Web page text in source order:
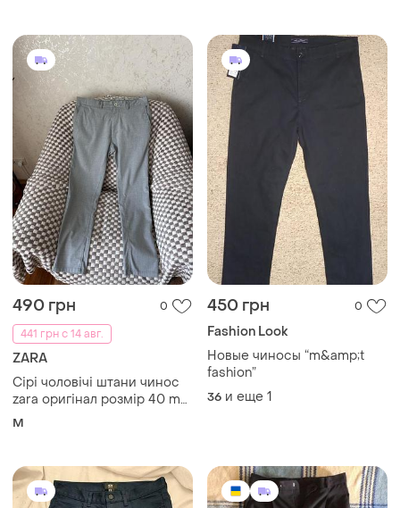
490 грн
0
441 грн с 14 авг.
ZARA
Сірі чоловічі штани чинос
zara оригінал розмір 40 m
бавовна класичні легкі
M
450 грн 0
Fashion Look
Новые чиносы “m&amp;t
fashion”
36 и еще 1